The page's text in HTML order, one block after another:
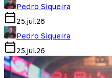
Pedro Siqueira
25.jul.26
Pedro Siqueira
25.jul.26